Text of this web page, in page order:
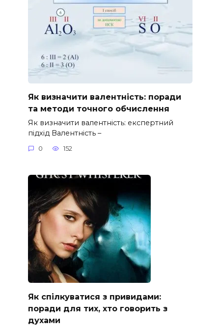
Як визначити валентність: поради
та методи точного обчислення
Як визначити валентність: експертний
підхід Валентність –
0 152
Як спілкуватися з привидами:
поради для тих, хто говорить з
духами